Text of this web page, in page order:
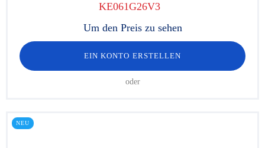
KE061G26V3
Um den Preis zu sehen
EIN KONTO ERSTELLEN
oder
NEU